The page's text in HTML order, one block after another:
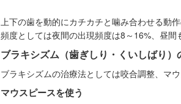
上下の歯を動的にカチカチと噛み合わせる動作
頻度としては夜間の出現頻度は8～16%、昼間
ブラキシズム（歯ぎしり・くいしばり）
ブラキシズムの治療法としては咬合調整、マ
マウスピースを使う